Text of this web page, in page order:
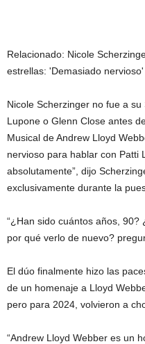
Relacionado: Nicole
estrellas: 'Demasiado nervioso'
Nicole Scherzinger no fue a
Lupone o Glenn Close antes
Musical de Andrew Lloyd
nervioso para hablar con Patti
absolutamente”, dijo
exclusivamente durante la
“¿Han sido cuántos años, 90?
por qué verlo de nuevo?
El dúo finalmente hizo las
de un homenaje a Lloyd
pero para 2024, volvieron a
“Andrew Lloyd Webber es un